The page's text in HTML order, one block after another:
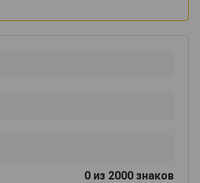
0 из 2000 знаков